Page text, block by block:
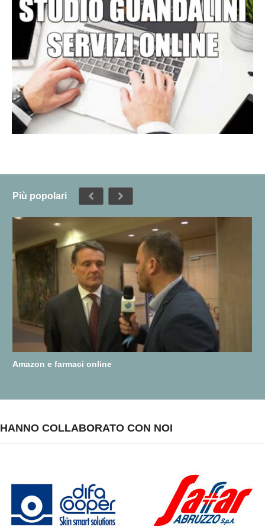
Più popolari
Amazon e farmaci online
HANNO COLLABORATO CON NOI